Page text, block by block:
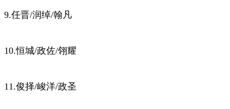
9.任晋/润绰/翰凡
10.恒城/政佐/翎耀
11.俊择/峻洋/政圣